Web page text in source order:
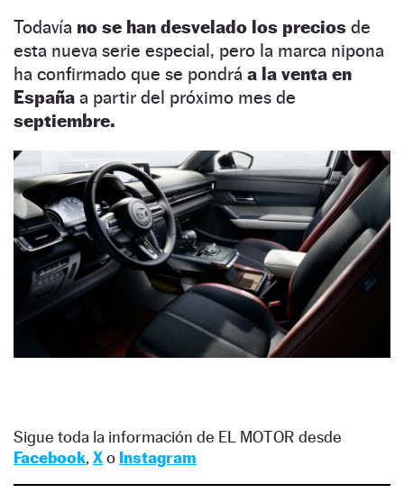
Todavía no se han desvelado los precios de
esta nueva serie especial, pero la marca nipona
ha confirmado que se pondrá a la venta en
España a partir del próximo mes de
septiembre.
Sigue toda la información de EL MOTOR desde
Facebook, Xo Instagram